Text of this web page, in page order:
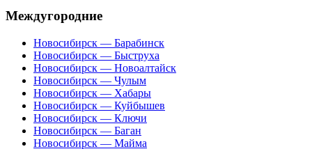
Междугородние
Новосибирск — Барабинск
Новосибирск — Быструха
Новосибирск — Новоалтайск
Новосибирск — Чулым
Новосибирск — Хабары
Новосибирск — Куйбышев
Новосибирск — Ключи
Новосибирск — Баган
Новосибирск — Майма